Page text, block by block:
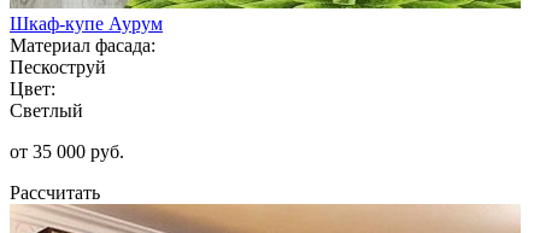
Шкаф-купе Аурум
Материал фасада:
Пескоструй
Цвет:
Светлый
от 35 000 руб.
Рассчитать